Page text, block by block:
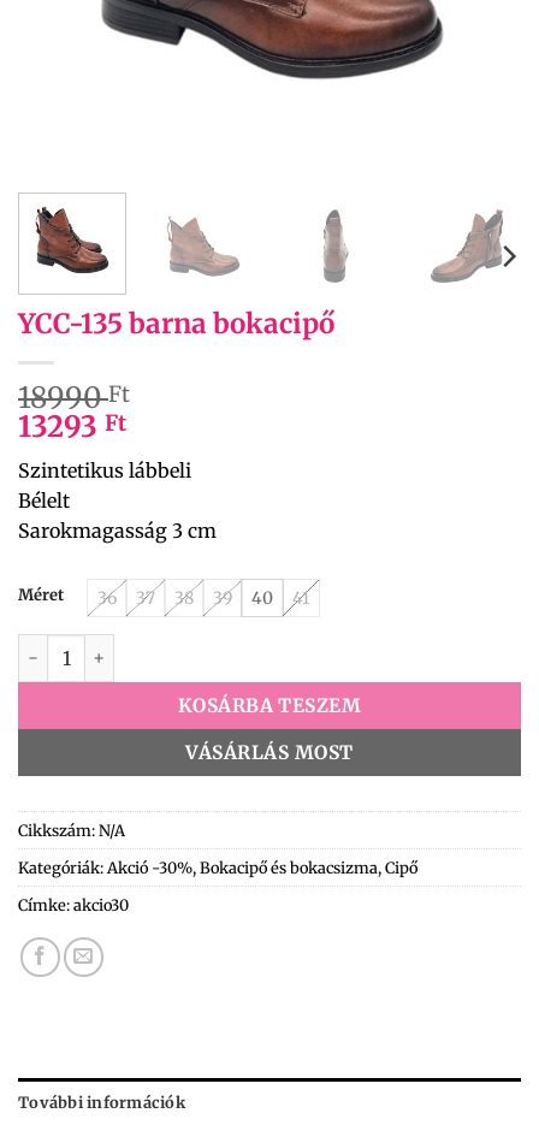
YCC-135 barna bokacipő
18990Ft
13293 Ft
Szintetikus lábbeli
Bélelt
Sarokmagasság 3 cm
Méret 36 37 38 39 40 41
YCC-135 barna bokacipő mennyiség
KOSÁRBA TESZEM
VÁSÁRLÁS MOST
Cikkszám:N/A
Kategóriák: Akció -30%,Bokacipő és bokacsizma,Cipő
Címke:akcio30
További információk